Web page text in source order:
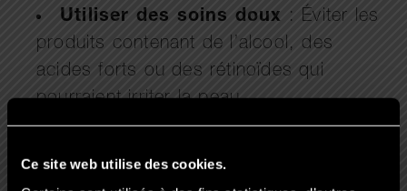
Ce site web utilise des cookies.
Utiliser des soins doux : Éviter les
produits contenant de l’alcool, des
acides forts ou des rétinoïdes qui
pourraient irriter la peau.
Être patient: Les résultats se
construisent progressivement au fil des